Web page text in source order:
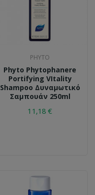
PHYTO
Phyto Phytophanere
Portifying VItality
Shampoo Δυναμωτικό
Σαμπουάν 250ml
11,18 €